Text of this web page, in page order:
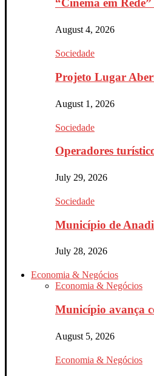
“Cinema em
August 4, 2026
Sociedade
Projeto Lugar
August 1, 2026
Sociedade
Operadores
July 29, 2026
Sociedade
Município de
July 28, 2026
Economia & Negócios
Economia & Negócios
Município avança
August 5, 2026
Economia & Negócios